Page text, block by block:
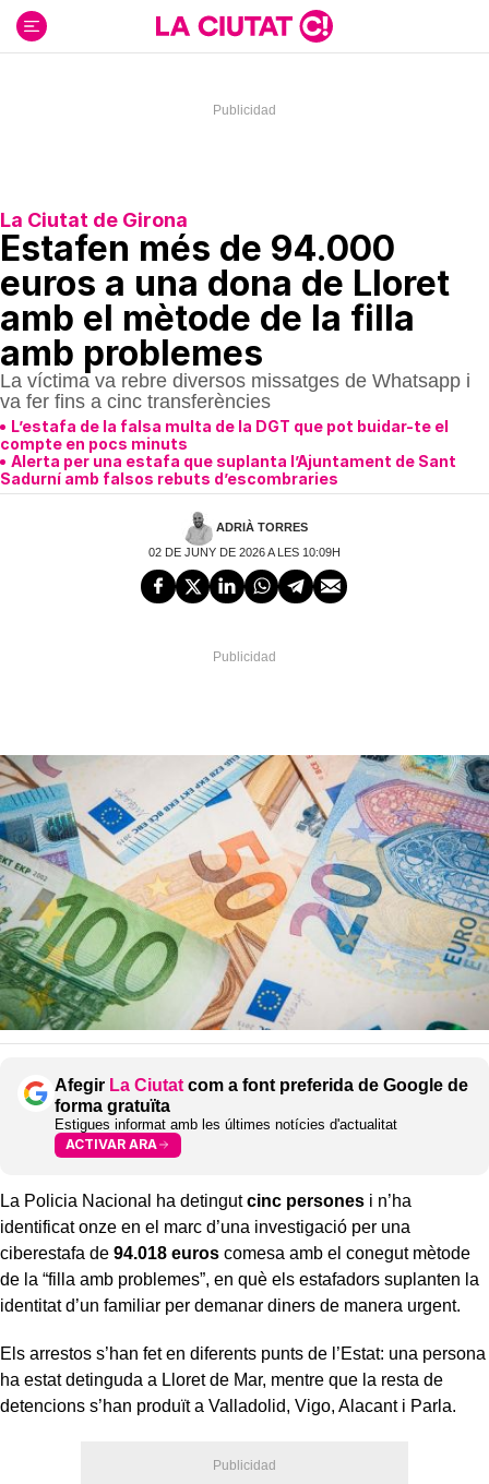
contenido
La Ciutat de Girona
Estafen més de 94.000
euros a una dona de Lloret
amb el mètode de la filla
amb problemes
La víctima va rebre diversos missatges de Whatsapp i
va fer fins a cinc transferències
L’estafa de la falsa multa de la DGT que pot buidar-te el
compte en pocs minuts
Alerta per una estafa que suplanta l’Ajuntament de Sant
Sadurní amb falsos rebuts d’escombraries
ADRIÀ TORRES
02 DE JUNY DE 2026 A LES 10:09H
Afegir La Ciutat com a font preferida de Google de
forma gratuïta
Estigues informat amb les últimes notícies d'actualitat
ACTIVAR ARA
La Policia Nacional ha detingutcinc persones i n’ha
identificat onze en el marc d’una investigació per una
ciberestafa de 94.018 euros comesa amb el conegut mètode
de la “filla amb problemes”, en què els estafadors suplanten la
identitat d’un familiar per demanar diners de manera urgent.
Els arrestos s’han fet en diferents punts de l’Estat: una persona
ha estat detinguda a Lloret de Mar, mentre que la resta de
detencions s’han produït a Valladolid, Vigo, Alacant i Parla.